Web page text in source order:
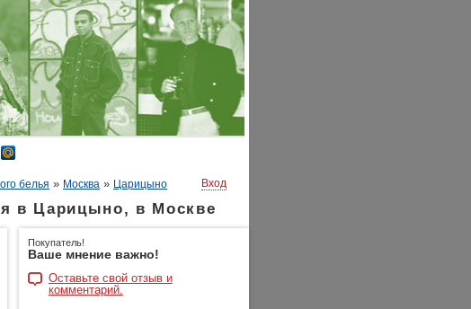
белья » Москва » Царицыно Вход
в Царицыно, в Москве
Покупатель!
Ваше мнение важно!
Оставьте свой отзыв и
комментарий.